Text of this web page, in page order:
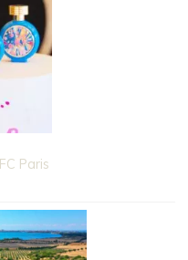
Paris